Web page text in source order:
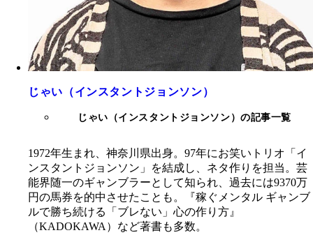
じゃい（インスタントジョンソン）
じゃい（インスタントジョンソン）の記事一覧
1972年生まれ、神奈川県出身。97年にお笑いトリオ「イ
ンスタントジョンソン」を結成し、ネタ作りを担当。芸
能界随一のギャンブラーとして知られ、過去には9370万
円の馬券を的中させたことも。『稼ぐメンタル ギャンブ
ルで勝ち続ける「ブレない」心の作り方』
（KADOKAWA）など著書も多数。